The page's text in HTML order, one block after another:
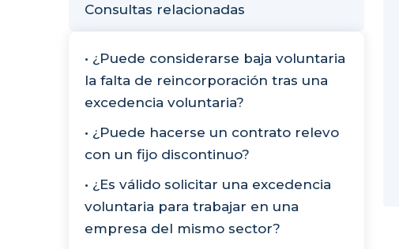
Consultas relacionadas
• ¿Puede considerarse baja voluntaria
la falta de reincorporación tras una
excedencia voluntaria?
• ¿Puede hacerse un contrato relevo
con un fijo discontinuo?
• ¿Es válido solicitar una excedencia
voluntaria para trabajar en una
empresa del mismo sector?